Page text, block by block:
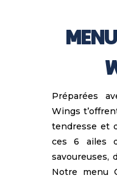
Préparées
Wings
tendresse et
ces 6 ailes
savoureuses,
Notre menu